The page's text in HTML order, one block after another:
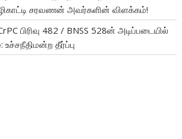
சரவணன் அவர்களின் விளக்கம்!
பிரிவு 482 / BNSS 528ன் அடிப்படையில்
தீர்ப்பு